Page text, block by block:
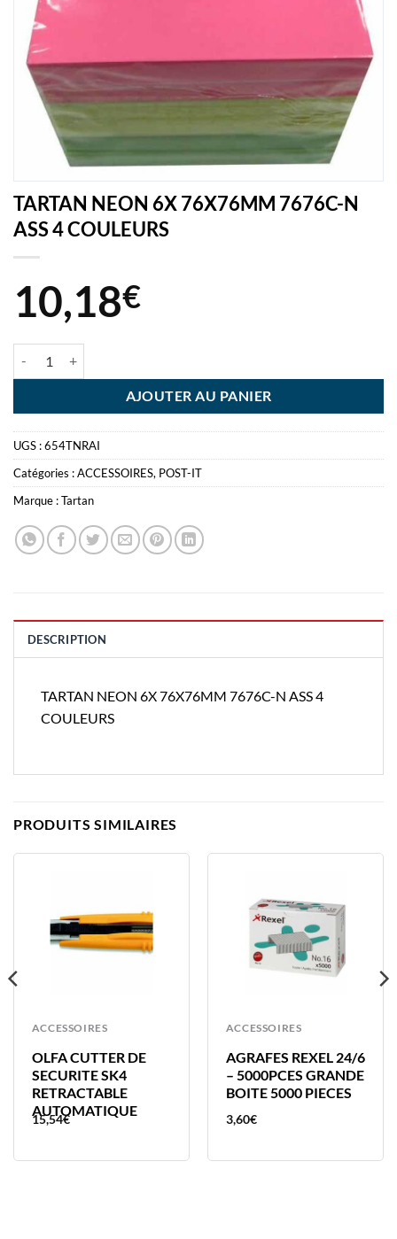
TARTAN NEON 6X 76X76MM 7676C-N
ASS 4 COULEURS
10,18€
AJOUTER AU PANIER
UGS :654TNRAI
Catégories :ACCESSOIRES, POST-IT
Marque :Tartan
DESCRIPTION
TARTAN NEON 6X 76X76MM 7676C-N ASS 4
COULEURS
PRODUITS SIMILAIRES
ACCESSOIRES
OLFA CUTTER DE
SECURITE SK4
RETRACTABLE
AUTOMATIQUE
15,54€
ACCESSOIRES
AGRAFES REXEL 24/6
– 5000PCES GRANDE
BOITE 5000 PIECES
3,60€